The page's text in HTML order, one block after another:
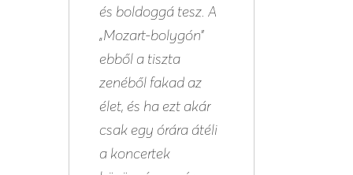
és boldoggá tesz. A
„Mozart-bolygón”
ebből a tiszta
zenéből fakad az
élet, és ha ezt akár
csak egy órára átéli
a koncertek